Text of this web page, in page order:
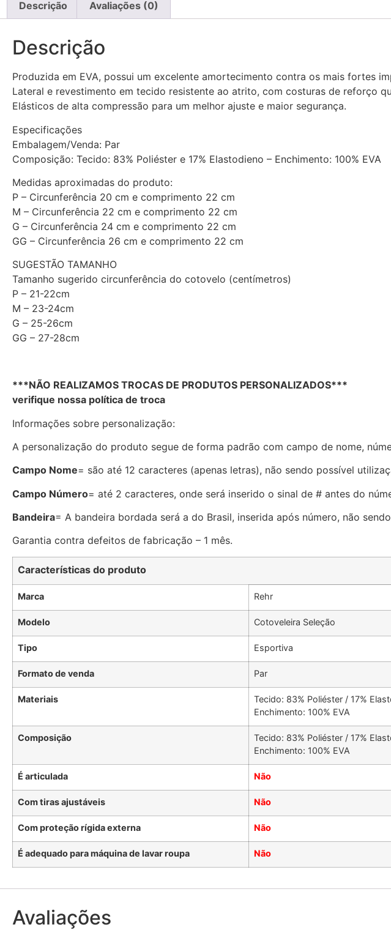
Descrição Avaliações (0)
Descrição
Produzida em EVA, possui um excelente amortecimento contra os mais fortes
Lateral e revestimento em tecido resistente ao atrito, com costuras de reforço
Elásticos de alta compressão para um melhor ajuste e maior segurança.
Especificações
Embalagem/Venda: Par
Composição: Tecido: 83% Poliéster e 17% Elastodieno – Enchimento: 100% EVA
Medidas aproximadas do produto:
P – Circunferência 20 cm e comprimento 22 cm
M – Circunferência 22 cm e comprimento 22 cm
G – Circunferência 24 cm e comprimento 22 cm
GG – Circunferência 26 cm e comprimento 22 cm
SUGESTÃO TAMANHO
Tamanho sugerido circunferência do cotovelo (centímetros)
P – 21-22cm
M – 23-24cm
G – 25-26cm
GG – 27-28cm
***NÃO REALIZAMOS TROCAS DE PRODUTOS PERSONALIZADOS***
verifique nossa política de troca
Informações sobre personalização:
A personalização do produto segue de forma padrão com campo de nome,
Campo Nome= são até 12 caracteres (apenas letras), não sendo possível
Campo Número= até 2 caracteres, onde será inserido o sinal de # antes do
Bandeira= A bandeira bordada será a do Brasil, inserida após número, não
Garantia contra defeitos de fabricação – 1 mês.
Características do produto
Marca Rehr
Modelo Cotoveleira Seleção
Tipo Esportiva
Formato de venda Par
Materiais
Tecido: 83% Poliéster / 17%
Enchimento: 100% EVA
Composição
Tecido: 83% Poliéster / 17%
Enchimento: 100% EVA
É articulada Não
Com tiras ajustáveis Não
Com proteção rígida externa Não
É adequado para máquina de lavar roupa Não
Avaliações